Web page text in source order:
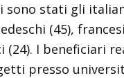
sono stati gli
(45),
(24). I beneficiari
presso